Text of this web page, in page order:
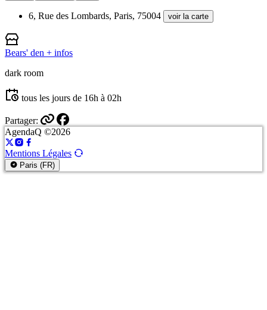
6, Rue des Lombards, Paris, 75004 voir la carte
Bears' den + infos
dark room
tous les jours de 16h à 02h
Partager:
AgendaQ ©2026
Mentions Légales
Paris (FR)